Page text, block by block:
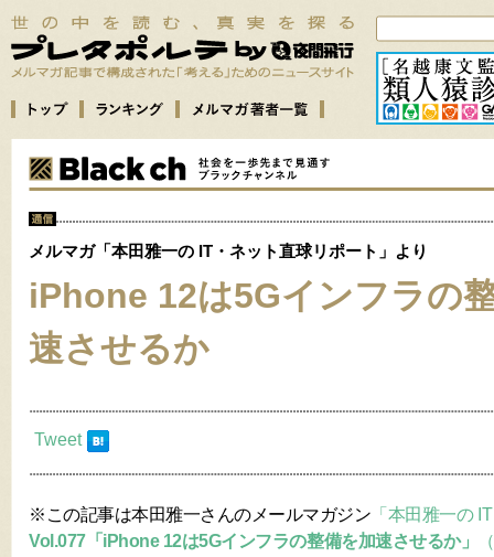
メルマガ「本田雅一の IT・ネット直球リポート」より
iPhone 12は5Gインフラの
速させるか
Tweet
※この記事は本田雅一さんのメールマガジン 「本田雅一の
Vol.077「iPhone 12は5Gインフラの整備を加速させるか」